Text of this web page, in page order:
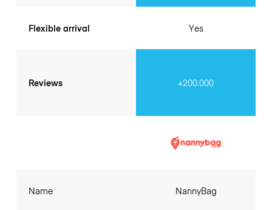
Flexible arrival
Reviews
Yes
+200.000
Name NannyBag